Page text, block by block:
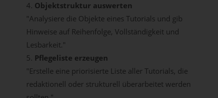
4. Objektstruktur auswerten
"Analysiere die Objekte eines Tutorials und gib
Hinweise auf Reihenfolge, Vollständigkeit und
Lesbarkeit."
5. Pflegeliste erzeugen
"Erstelle eine priorisierte Liste aller Tutorials, die
redaktionell oder strukturell überarbeitet werden